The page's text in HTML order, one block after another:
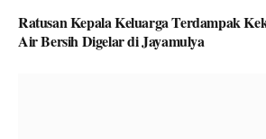
Ratusan Kepala Keluarga Terdampak
Air Bersih Digelar di Jayamulya